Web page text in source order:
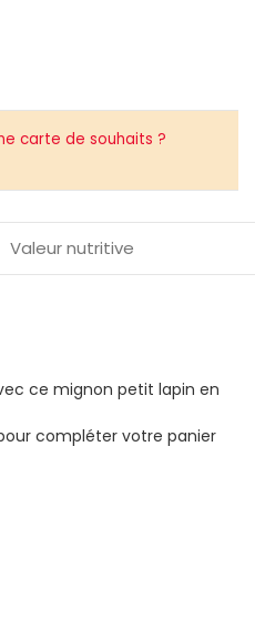
carte de souhaits ?
Valeur nutritive
ce mignon petit lapin en
compléter votre panier